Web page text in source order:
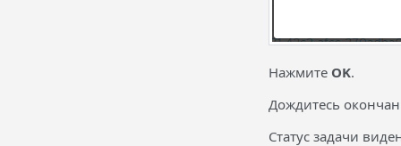
Нажмите OK.
Дождитесь
Статус задачи